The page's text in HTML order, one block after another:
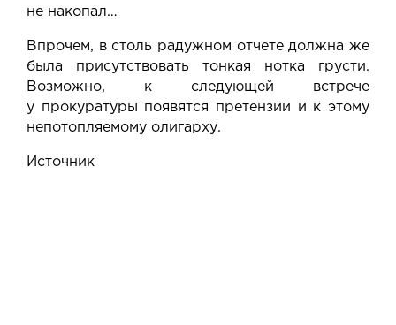
не накопал…
Впрочем, в столь радужном отчете должна же
была присутствовать тонкая нотка грусти.
Возможно, к следующей встрече
у прокуратуры появятся претензии и к этому
непотопляемому олигарху.
Источник